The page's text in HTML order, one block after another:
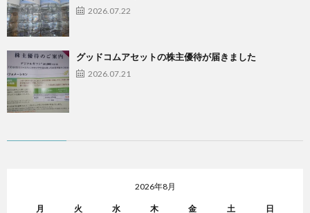
2026.07.22
グッドコムアセットの株主優待が届きました
2026.07.21
2026年8月
月 火 水 木 金 土 日